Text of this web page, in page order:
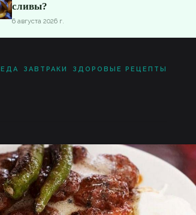
сливы?
6 августа 2026 г.
ЕДА ЗАВТРАКИ ЗДОРОВЫЕ РЕЦЕПТЫ